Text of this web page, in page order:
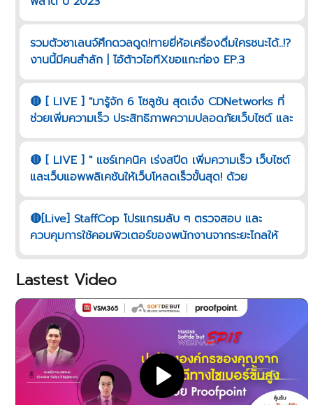
รวมตัวชาเลนจ์ศึกดวลดูด!ทายยี่ห้อเครื่องดื่มใครชนะได้..!?
งานนี้มีคนสำลัก | ไอ้ต้าวไอทีXขอแกะก่อง EP.3
🔴 [ LIVE ] "มารู้จัก 6 โซลูชัน สุดเจ๋ง CDNetworks ที่
ช่วยเพิ่มความเร็ว ประสิทธิภาพความปลอดภัยเว็บไซต์ และ
เว็บแอพพลิเคชันมีอะไรบ้าง"
🔴 [ LIVE ] " แชร์เทคนิค เร่งสปีด เพิ่มความเร็ว เว็บไซต์
และเว็บแอพพลิเคชันให้เว็บโหลดเร็วขั้นสุด! ด้วย
CDNETWORKS "
🔴[Live] StaffCop โปรแกรมลับ ๆ ตรวจสอบ และ
ควบคุมการใช้คอมพิวเตอร์ของพนักงานจากระยะไกลให้
ปลอดภัย
Lastest Video